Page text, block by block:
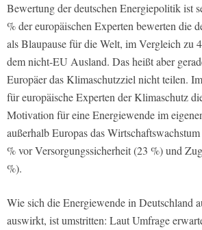
Bewertung der deutschen Energiepolitik ist
% der europäischen Experten bewerten die
als Blaupause für die Welt, im Vergleich zu
dem nicht-EU Ausland. Das heißt aber
Europäer das Klimaschutzziel nicht teilen.
für europäische Experten der Klimaschutz
Motivation für eine Energiewende im
außerhalb Europas das
% vor Versorgungssicherheit (23 %) und
%).
Wie sich die Energiewende in Deutschland
auswirkt, ist umstritten: Laut Umfrage